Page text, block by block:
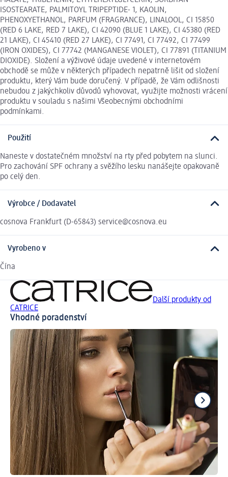
ISOSTEARATE, PALMITOYL TRIPEPTIDE- 1, KAOLIN,
PHENOXYETHANOL, PARFUM (FRAGRANCE), LINALOOL, CI 15850
(RED 6 LAKE, RED 7 LAKE), CI 42090 (BLUE 1 LAKE), CI 45380 (RED
21 LAKE), CI 45410 (RED 27 LAKE), CI 77491, CI 77492, CI 77499
(IRON OXIDES), CI 77742 (MANGANESE VIOLET), CI 77891 (TITANIUM
DIOXIDE). Složení a výživové údaje uvedené v internetovém
obchodě se může v některých případech nepatrně lišit od složení
produktu, který Vám bude doručený. V případě, že Vám odlišnosti
nebudou z jakýchkoliv důvodů vyhovovat, využijte možnosti vrácení
produktu v souladu s našimi Všeobecnými obchodními
podmínkami.
Použití
Naneste v dostatečném množství na rty před pobytem na slunci.
Pro zachování SPF ochrany a svěžího lesku nanášejte opakovaně
po celý den.
Výrobce / Dodavatel
cosnova Frankfurt (D-65843) service@cosnova.eu
Vyrobeno v
Čína
Další produkty od
CATRICE
Vhodné poradenství